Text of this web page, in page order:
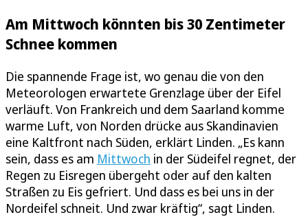
Am Mittwoch könnten bis 30 Zentimeter
Schnee kommen
Die spannende Frage ist, wo genau die von den
Meteorologen erwartete Grenzlage über der Eifel
verläuft. Von Frankreich und dem Saarland komme
warme Luft, von Norden drücke aus Skandinavien
eine Kaltfront nach Süden, erklärt Linden. „Es kann
sein, dass es am Mittwoch in der Südeifel regnet, der
Regen zu Eisregen übergeht oder auf den kalten
Straßen zu Eis gefriert. Und dass es bei uns in der
Nordeifel schneit. Und zwar kräftig“, sagt Linden.